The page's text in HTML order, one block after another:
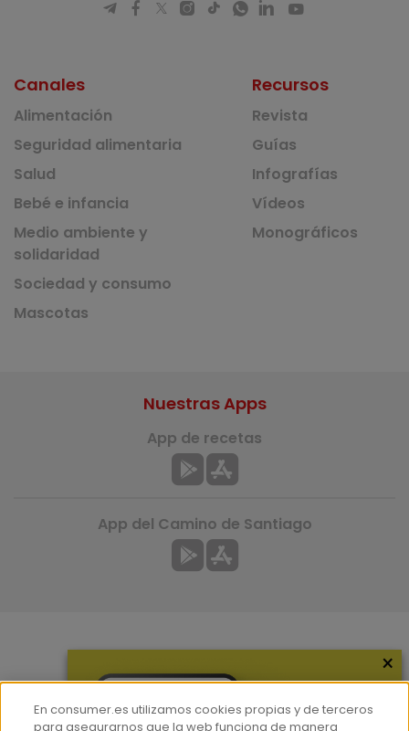
Canales
Alimentación
Seguridad alimentaria
Salud
Bebé e infancia
Medio ambiente y
solidaridad
Sociedad y consumo
Mascotas
Recursos
Revista
Guías
Infografías
Vídeos
Monográficos
Hemeroteca
Nuestras Apps
App de recetas
App del Camino de Santiago
×
En consumer.es utilizamos cookies propias y de terceros
para asegurarnos que la web funciona de manera